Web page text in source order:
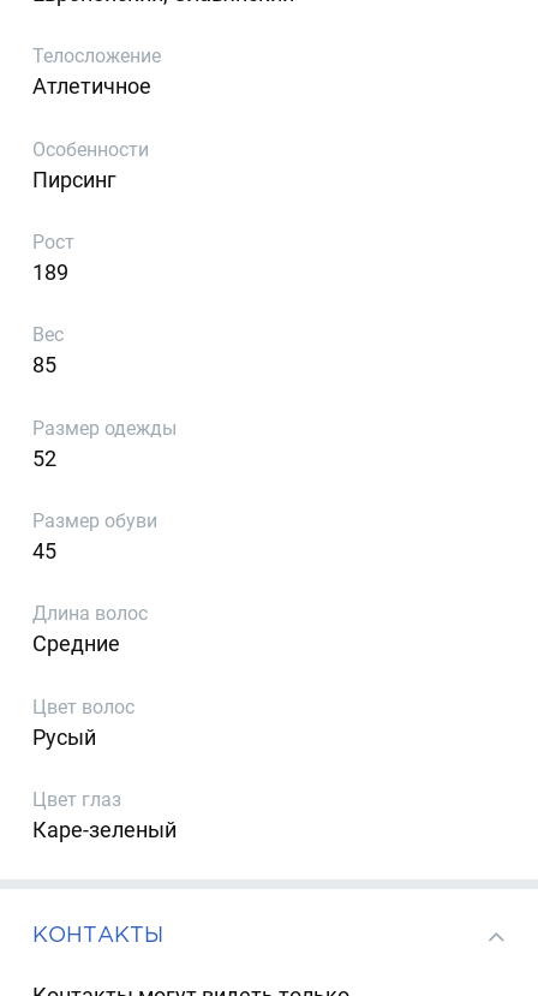
Телосложение
Атлетичное
Особенности
Пирсинг
Рост
189
Вес
85
Размер одежды
52
Размер обуви
45
Длина волос
Средние
Цвет волос
Русый
Цвет глаз
Каре-зеленый
КОНТАКТЫ